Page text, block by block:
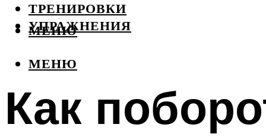
ТРЕНИРОВКИ
УПРАЖНЕНИЯ
МЕНЮ
МЕНЮ
Как